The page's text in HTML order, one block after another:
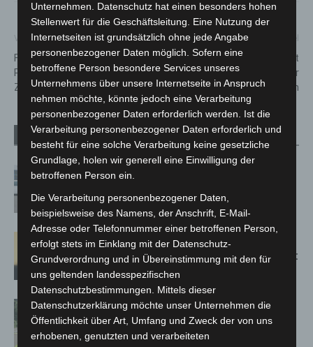
Vorheriger Artikel
Feuerwehr Engelbostel befreit
Patienten aus unglücklicher
Zwangslage
Nächster Artikel
Maschsee-Eis birgt
Lebensgefahr: Stadt Hannover
warnt eindringlich
Verwandte Artikel Mehr vom Autor
Niedersachsen: Feuerwehrkräfte
Spanien zurück
Hannover: Erste Tigermücken-
Population in Niedersachsen entdeckt
Brand im „Haus der Begegnung“ in
Neuwarmbüchen schnell eingedämmt
Unternehmen. Datenschutz hat einen besonders hohen
Stellenwert für die Geschäftsleitung. Eine Nutzung der
Internetseiten ist grundsätzlich ohne jede Angabe
personenbezogener Daten möglich. Sofern eine
betroffene Person besondere Services unseres
Unternehmens über unsere Internetseite in Anspruch
nehmen möchte, könnte jedoch eine Verarbeitung
personenbezogener Daten erforderlich werden. Ist die
Verarbeitung personenbezogener Daten erforderlich und
besteht für eine solche Verarbeitung keine gesetzliche
Grundlage, holen wir generell eine Einwilligung der
betroffenen Person ein.
Die Verarbeitung personenbezogener Daten,
beispielsweise des Namens, der Anschrift, E-Mail-
Adresse oder Telefonnummer einer betroffenen Person,
erfolgt stets im Einklang mit der Datenschutz-
Grundverordnung und in Übereinstimmung mit den für
uns geltenden landesspezifischen
Datenschutzbestimmungen. Mittels dieser
Datenschutzerklärung möchte unser Unternehmen die
Öffentlichkeit über Art, Umfang und Zweck der von uns
erhobenen, genutzten und verarbeiteten